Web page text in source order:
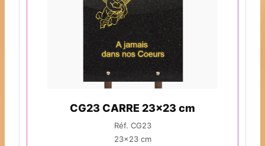
CG23 CARRE 23x23 cm
Réf. CG23
23x23 cm